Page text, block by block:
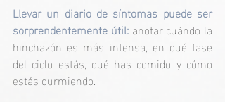
Llevar un diario de síntomas puede ser
sorprendentemente útil: anotar cuándo la
hinchazón es más intensa, en qué fase
del ciclo estás, qué has comido y cómo
estás durmiendo.